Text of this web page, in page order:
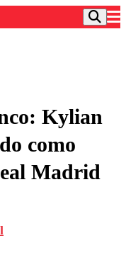
Kylian
como
Madrid